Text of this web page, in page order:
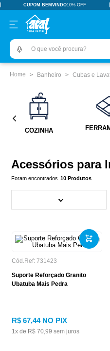
CUPOM BEMVINDO10% OFF
O que você procura?
Banheiro Cubas e
COZINHA
Acessórios para
10 Produtos
Cód.Ref: 731423
Suporte Reforçado Granito
Ubatuba Mais Pedra
R$ 67,44NO PIX
1x de R$ 70,99 sem juros
TERMOS MAIS BUSCADOS
pisos
º ceramica
revestimento
6 pia
9 º chuveiro
10º 1